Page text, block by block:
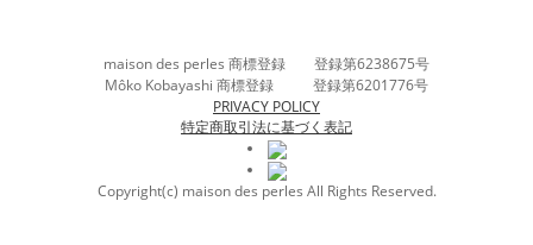
maison des perles 商標登録 登録第6238675号
Môko Kobayashi 商標登録 登録第6201776号
PRIVACY POLICY
特定商取引法に基づく表記
Copyright(c) maison des perles All Rights Reserved.